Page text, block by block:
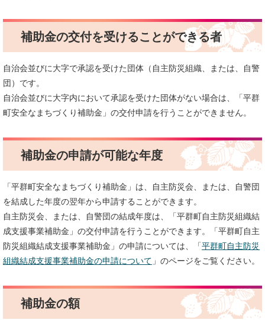
補助金の交付を受けることができる者
自治会並びに大字で承認を受けた団体（自主防災組織、または、自警
団）です。
自治会並びに大字内において承認を受けた団体がない場合は、「平群
町安全なまちづくり補助金」の交付申請を行うことができません。
補助金の申請が可能な年度
「平群町安全なまちづくり補助金」は、自主防災会、または、自警団
を結成した年度の翌年から申請することができます。
自主防災会、または、自警団の結成年度は、「平群町自主防災組織結
成支援事業補助金」の交付申請を行うことができます。「平群町自主
防災組織結成支援事業補助金」の申請については、「平群町自主防災
組織結成支援事業補助金の申請について 」のページをご覧ください。
補助金の額